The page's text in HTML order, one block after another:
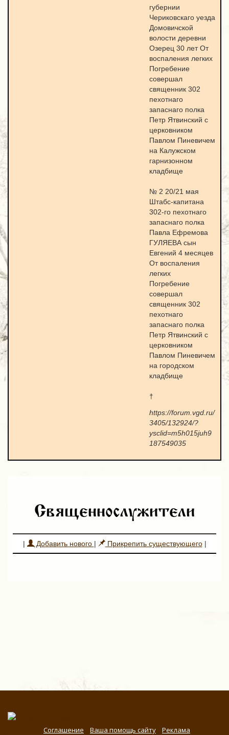
губернии
Чериковскаго уезда
Домовичской
волости деревни
Озерец 30 лет От
воспаления легких
Погребение
совершал
священник 302
пехотнаго
запаснаго полка
Петр Ятвинский с
церковником
Павлом Пиневичем
на Калужском
гарнизонном
кладбище
№ 2 20/21 мая
Штабс-капитана
302-го пехотнаго
запаснаго полка
Павла Ефремова
ГУЛЯЕВА сын
Евгений 4 месяцев
От воспаления
легких
Погребение
совершал
священник 302
пехотнаго
запаснаго полка
Петр Ятвинский с
церковником
Павлом Пиневичем
на городском
кладбище
†
https://forum.vgd.ru/
3405/132924/?
ysclid=m5h015juh9
187549035
Священнослужители
| Добавить нового | Прикрепить существующего|
Соглашение Ваша помощь сайту Реклама